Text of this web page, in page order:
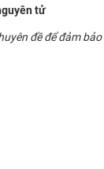
và nổi tiếng
tử
đề để đảm bảo